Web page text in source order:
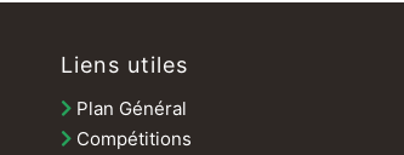
Liens utiles
Plan Général
Compétitions